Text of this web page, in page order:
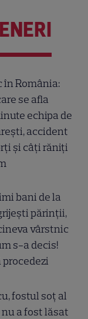
România:
se afla
echipa de
accident
și câți răniți
bani de la
părinții,
vârstnic
s-a decis!
procedezi
fostul soț al
a fost lăsat